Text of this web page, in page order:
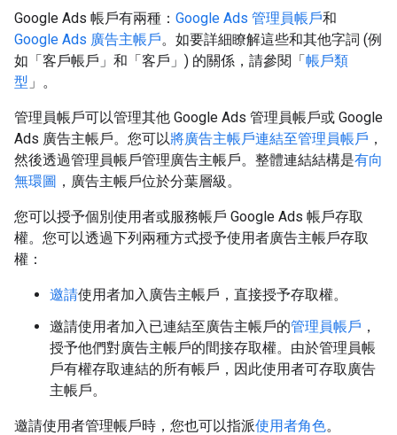
Google Ads 帳戶有兩種： Google Ads 管理員帳戶和
Google Ads 廣告主帳戶。如要詳細瞭解這些和其他字詞 (例
如「客戶帳戶」和「客戶」) 的關係，請參閱「帳戶類
型 」。
管理員帳戶可以管理其他 Google Ads 管理員帳戶或 Google
Ads 廣告主帳戶。您可以將廣告主帳戶連結至管理員帳戶 ，
然後透過管理員帳戶管理廣告主帳戶。整體連結結構是有向
無環圖 ，廣告主帳戶位於分葉層級。
您可以授予個別使用者或服務帳戶 Google Ads 帳戶存取
權。您可以透過下列兩種方式授予使用者廣告主帳戶存取
權：
邀請使用者加入廣告主帳戶，直接授予存取權。
邀請使用者加入已連結至廣告主帳戶的管理員帳戶 ，
授予他們對廣告主帳戶的間接存取權。由於管理員帳
戶有權存取連結的所有帳戶，因此使用者可存取廣告
主帳戶。
邀請使用者管理帳戶時，您也可以指派使用者角色。